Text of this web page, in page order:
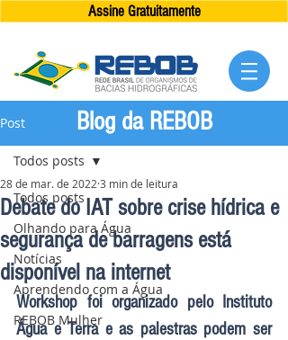
Assine Gratuitamente
Post
Todos posts
Olhando para Água
Notícias
Aprendendo com a Água
REBOB Mulher
Todos posts
Debate do IAT sobre crise hídrica e
segurança de barragens está
disponível na internet
28 de mar. de 2022 3 min de leitura
Workshop foi organizado pelo Instituto
Água e Terra e as palestras podem ser
Blog da REBOB